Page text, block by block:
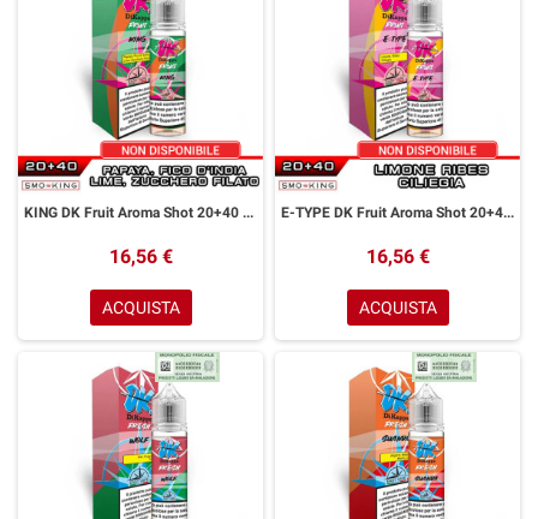
KING DK Fruit Aroma Shot 20+40 ml Easy Vape Papaya Fico D' India Lime Zucchero Filato
16,56 €
ACQUISTA
E-TYPE DK Fruit Aroma Shot 20+40 ml Easy Vape Limone Ribes Ciliegia
16,56 €
ACQUISTA